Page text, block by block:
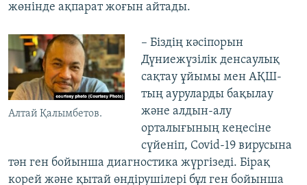
жөнінде ақпарат жоғын айтады.
Алтай Қалымбетов.
– Біздің кәсіпорын
Дүниежүзілік денсаулық
сақтау ұйымы мен АҚШ-
тың ауруларды бақылау
және алдын-алу
орталығының кеңесіне
сүйеніп, Covid-19 вирусына
тән ген бойынша диагностика жүргізеді. Бірақ
корей және қытай өндірушілері бұл ген бойынша